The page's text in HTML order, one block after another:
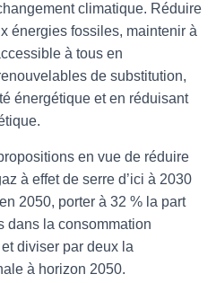
climatique. Réduire
énergies fossiles, maintenir à
à tous en
de substitution,
énergétique et en réduisant
en vue de réduire
à effet de serre d’ici à 2030
2050, porter à 32 % la part
dans la consommation
diviser par deux la
à horizon 2050.